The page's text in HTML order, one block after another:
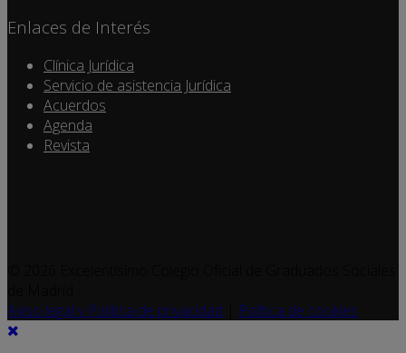
Enlaces de Interés
Clínica Jurídica
Servicio de asistencia Jurídica
Acuerdos
Agenda
Revista
Aviso legal y Política de privacidad
Política de cookies